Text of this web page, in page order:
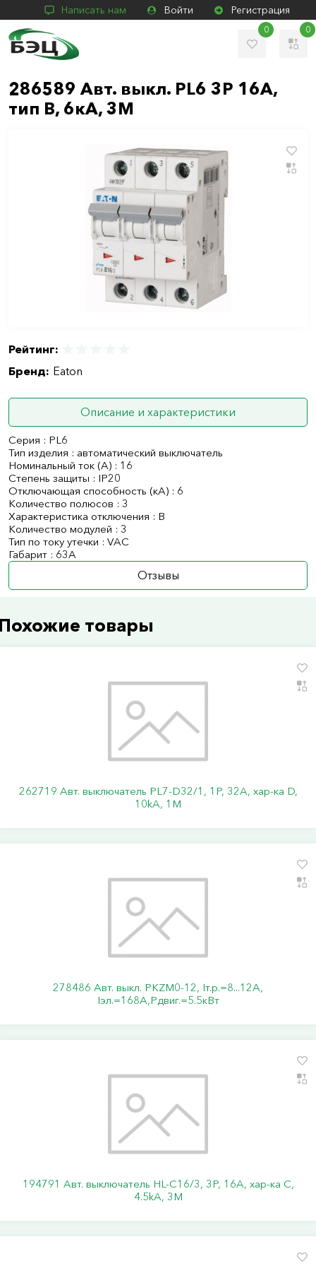
Написать нам Войти Регистрация
0 0
286589 Авт. выкл. PL6 3P 16А,
тип В, 6кА, 3M
Рейтинг:
Бренд: Eaton
Описание и характеристики
Серия : PL6
Тип изделия : автоматический выключатель
Номинальный ток (А) : 16
Степень защиты : IP20
Отключающая способность (кА) : 6
Количество полюсов : 3
Характеристика отключения : B
Количество модулей : 3
Тип по току утечки : VAC
Габарит : 63А
Отзывы
товары
262719 Авт. выключатель PL7-D32/1, 1P, 32A, хар-ка D,
10kA, 1M
278486 Авт. выкл. PKZM0-12, Iт.р.=8...12А,
Iэл.=168А,Pдвиг.=5.5кВт
194791 Авт. выключатель HL-C16/3, 3P, 16A, хар-ка C,
4.5kA, 3M